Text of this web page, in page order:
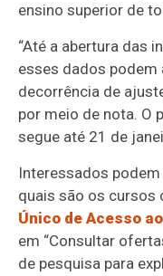
ensino superior de
“Até a abertura das
esses dados
decorrência de
por meio de nota. O
segue até 21 de
Interessados
quais são os cursos
Único de Acesso
em “Consultar
de pesquisa para